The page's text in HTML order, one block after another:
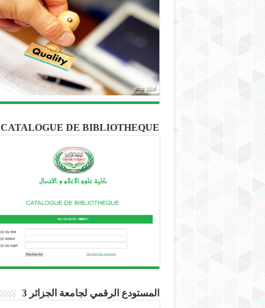
CATALOGUE DE BIBLIOTHEQUE
المستودع الرقمي لجامعة الجزائر 3